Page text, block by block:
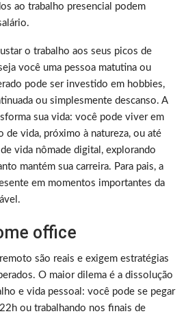
ao trabalho presencial podem
o trabalho aos seus picos de
você uma pessoa matutina ou
pode ser investido em hobbies,
ou simplesmente descanso. A
sua vida: você pode viver em
de vida, próximo à natureza, ou até
vida nômade digital, explorando
mantém sua carreira. Para pais, a
em momentos importantes da
office
são reais e exigem estratégias
O maior dilema é a dissolução
e vida pessoal: você pode se pegar
ou trabalhando nos finais de